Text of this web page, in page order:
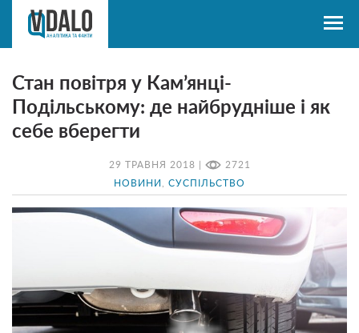
29 ТРАВНЯ 2018 | 2721
НОВИНИ СУСПІЛЬСТВО
Стан повітря у Кам’янці-
Подільському: де найбрудніше і як
себе вберегти